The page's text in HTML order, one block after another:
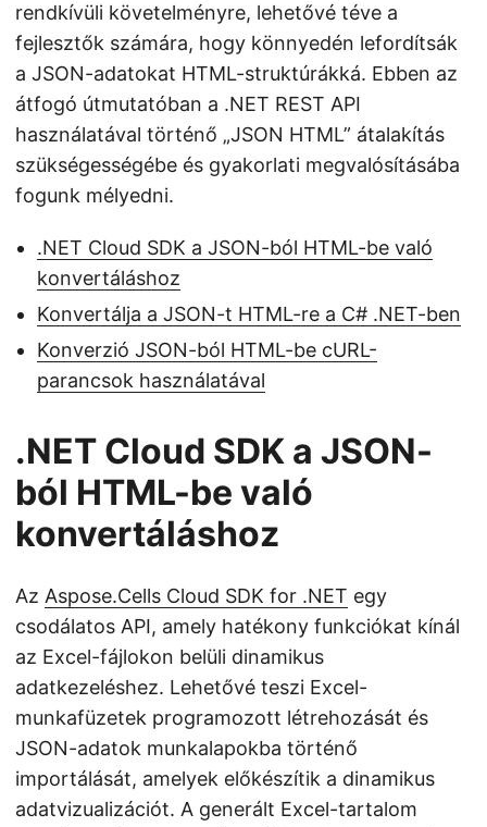
rendkívüli követelményre, lehetővé téve a
fejlesztők számára, hogy könnyedén lefordítsák
a JSON-adatokat HTML-struktúrákká. Ebben az
átfogó útmutatóban a .NET REST API
használatával történő „JSON HTML” átalakítás
szükségességébe és gyakorlati megvalósításába
fogunk mélyedni.
.NET Cloud SDK a JSON-ból HTML-be való
konvertáláshoz
Konvertálja a JSON-t HTML-re a C# .NET-ben
Konverzió JSON-ból HTML-be cURL-
parancsok használatával
.NET Cloud SDK a JSON-
ból HTML-be való
konvertáláshoz
Az Aspose.Cells Cloud SDK for .NET egy
csodálatos API, amely hatékony funkciókat kínál
az Excel-fájlokon belüli dinamikus
adatkezeléshez. Lehetővé teszi Excel-
munkafüzetek programozott létrehozását és
JSON-adatok munkalapokba történő
importálását, amelyek előkészítik a dinamikus
adatvizualizációt. A generált Excel-tartalom